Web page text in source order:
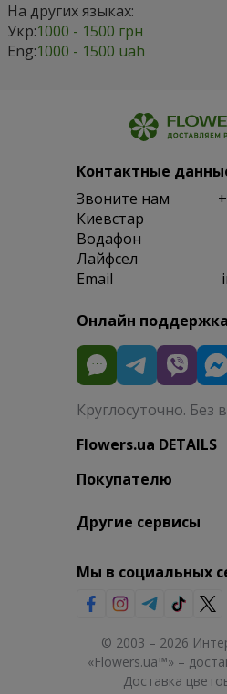
На других языках:
Укр:1000 - 1500 грн
Eng:1000 - 1500 uah
Контактные
Звоните нам
Киевстар
Водафон
Лайфсел
Email
Онлайн поддержка
Круглосуточно. Без
Flowers.ua DETAILS
Покупателю
Другие сервисы
Мы в социальных
© 2003 – 2026
«Flowers.ua™» –
Доставка